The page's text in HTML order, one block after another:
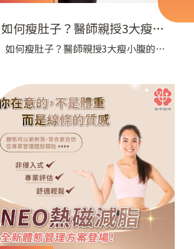
如何瘦肚子？醫師親授3大瘦小
腹的實用好方法！
如何瘦肚子？醫師親授3大瘦小腹的實
救生圈」惹得心煩嗎？明明體重沒怎麼
變，肚子卻越來越明顯？別擔心，想知
道如何瘦肚子、瘦小腹其實沒有那麼
難！這次，就讓專業醫師，教你3個簡單
又實用的好方法，一路從飲食調整、核
心運動到生活習慣教你搞定，輕鬆不用
挨餓也能慢